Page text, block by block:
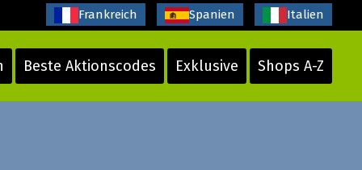
Beste Aktionscodes Exklusive Shops A-Z
Frankreich Spanien Italien